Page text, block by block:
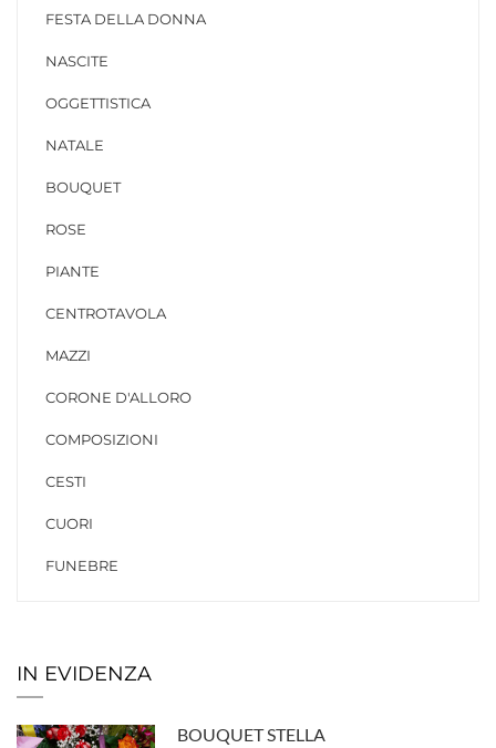
FESTA DELLA DONNA
NASCITE
OGGETTISTICA
NATALE
BOUQUET
ROSE
PIANTE
CENTROTAVOLA
MAZZI
CORONE D'ALLORO
COMPOSIZIONI
CESTI
CUORI
FUNEBRE
IN EVIDENZA
BOUQUET STELLA